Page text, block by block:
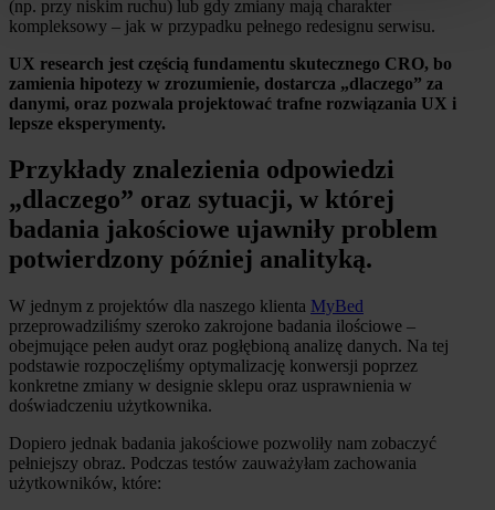
(np. przy niskim ruchu) lub gdy zmiany mają charakter
kompleksowy – jak w przypadku pełnego redesignu serwisu.
UX research jest częścią fundamentu skutecznego CRO, bo
zamienia hipotezy w zrozumienie, dostarcza „dlaczego” za
danymi, oraz pozwala projektować trafne rozwiązania UX i
lepsze eksperymenty.
Przykłady znalezienia odpowiedzi
„dlaczego” oraz sytuacji, w której
badania jakościowe ujawniły problem
potwierdzony później analityką.
W jednym z projektów dla naszego klienta MyBed
przeprowadziliśmy szeroko zakrojone badania ilościowe –
obejmujące pełen audyt oraz pogłębioną analizę danych. Na tej
podstawie rozpoczęliśmy optymalizację konwersji poprzez
konkretne zmiany w designie sklepu oraz usprawnienia w
doświadczeniu użytkownika.
Dopiero jednak badania jakościowe pozwoliły nam zobaczyć
pełniejszy obraz. Podczas testów zauważyłam zachowania
użytkowników, które: